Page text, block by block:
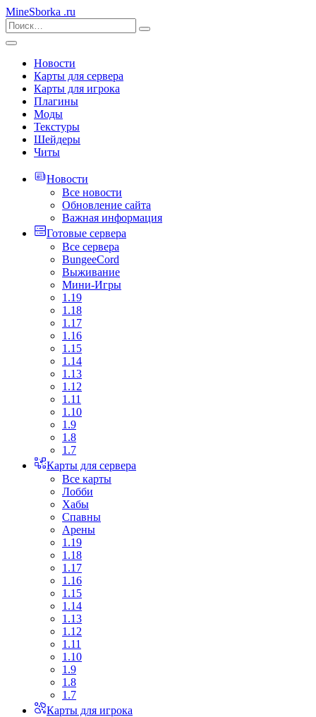
MineSborka .ru
Новости
Карты для сервера
Карты для игрока
Плагины
Моды
Текстуры
Шейдеры
Читы
Новости
Все новости
Обновление сайта
Важная информация
Готовые сервера
Все сервера
BungeeCord
Выживание
Мини-Игры
1.19
1.18
1.17
1.16
1.15
1.14
1.13
1.12
1.11
1.10
1.9
1.8
1.7
Карты для сервера
Все карты
Лобби
Хабы
Спавны
Арены
1.19
1.18
1.17
1.16
1.15
1.14
1.13
1.12
1.11
1.10
1.9
1.8
1.7
Карты для игрока